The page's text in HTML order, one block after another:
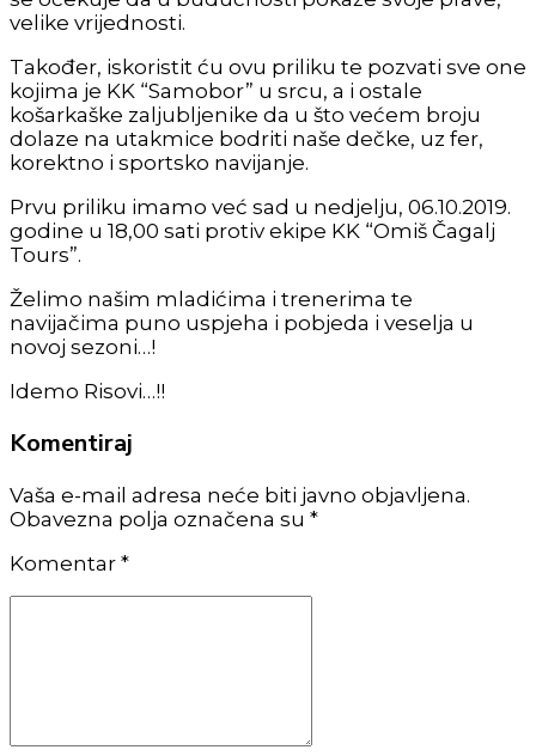
velike vrijednosti.
Također, iskoristit ću ovu priliku te pozvati sve one
kojima je KK “Samobor” u srcu, a i ostale
košarkaške zaljubljenike da u što većem broju
dolaze na utakmice bodriti naše dečke, uz fer,
korektno i sportsko navijanje.
Prvu priliku imamo već sad u nedjelju, 06.10.2019.
godine u 18,00 sati protiv ekipe KK “Omiš Čagalj
Tours”.
Želimo našim mladićima i trenerima te
navijačima puno uspjeha i pobjeda i veselja u
novoj sezoni…!
Idemo Risovi…!!
Komentiraj
Vaša e-mail adresa neće biti javno objavljena.
Obavezna polja označena su *
Komentar *